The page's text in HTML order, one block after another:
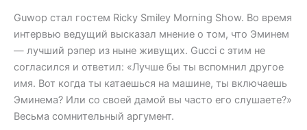
Guwop стал гостем Ricky Smiley Morning Show. Во время
интервью ведущий высказал мнение о том, что Эминем
— лучший рэпер из ныне живущих. Gucci с этим не
согласился и ответил: «Лучше бы ты вспомнил другое
имя. Вот когда ты катаешься на машине, ты включаешь
Эминема? Или со своей дамой вы часто его слушаете?»
Весьма сомнительный аргумент.